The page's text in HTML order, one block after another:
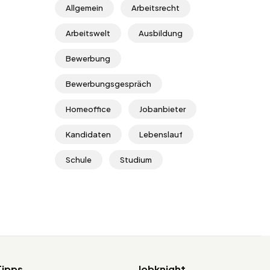
Allgemein Arbeitsrecht
Arbeitswelt Ausbildung
Bewerbung
Bewerbungsgespräch
Homeoffice Jobanbieter
Kandidaten Lebenslauf
Schule Studium